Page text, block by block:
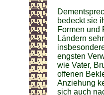
bedeckt sie
Formen und
Ländern
engsten
wie Vater,
offenen
Anziehung
sich auch